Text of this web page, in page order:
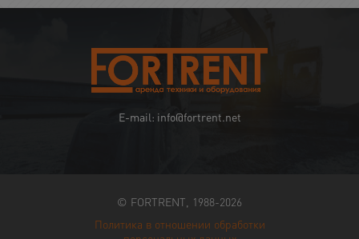
E-mail: info@fortrent.net
© FORTRENT, 1988-2026
Политика в отношении обработки